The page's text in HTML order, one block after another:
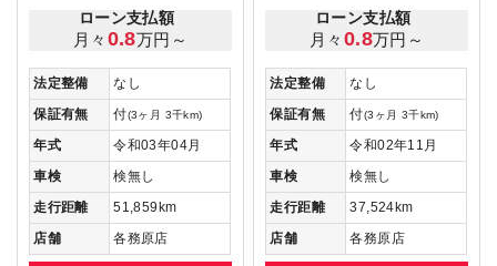
ローン支払額
月々 0.8万円～
法定整備
なし
保証有無
付(3ヶ月 3千km)
年式
令和03年04月
車検
検無し
走行距離
51,859km
店舗
各務原店
ローン支払額
月々 0.8万円～
法定整備
なし
保証有無
付(3ヶ月 3千km)
年式
令和02年11月
車検
検無し
走行距離
37,524km
店舗
各務原店